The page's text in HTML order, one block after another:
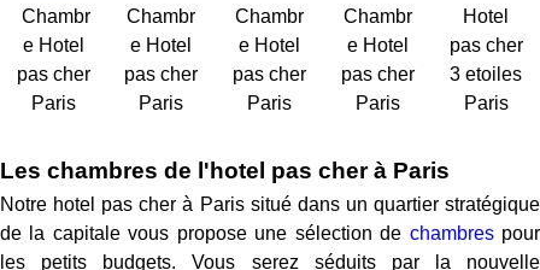
Chambr
e Hotel
pas cher
Paris
Chambr
e Hotel
pas cher
Paris
Chambr
e Hotel
pas cher
Paris
Chambr
e Hotel
pas cher
Paris
Hotel
pas cher
3 etoiles
Paris
Les chambres de l'hotel pas cher à Paris
Notre hotel pas cher à Paris situé dans un quartier stratégique
de la capitale vous propose une sélection de chambrespour
les petits budgets. Vous serez séduits par la nouvelle